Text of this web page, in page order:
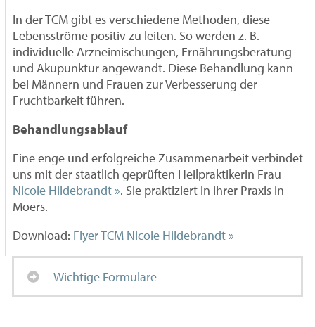
Wichtige Formulare
In der TCM gibt es verschiedene Methoden, diese
Lebensströme positiv zu leiten. So werden z. B.
individuelle Arzneimischungen, Ernährungsberatung
und Akupunktur angewandt. Diese Behandlung kann
bei Männern und Frauen zur Verbesserung der
Fruchtbarkeit führen.
Behandlungsablauf
Eine enge und erfolgreiche Zusammenarbeit verbindet
uns mit der staatlich geprüften Heilpraktikerin Frau
Nicole Hildebrandt ». Sie praktiziert in ihrer Praxis in
Moers.
Download: Flyer TCM Nicole Hildebrandt »